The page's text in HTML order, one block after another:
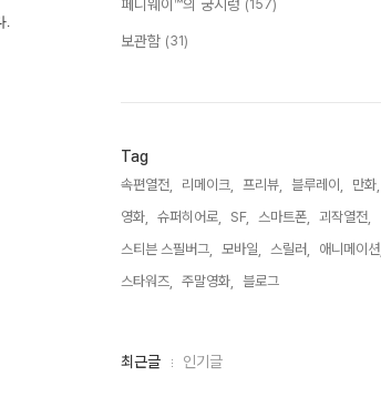
.
페니웨이™의 궁시렁 (157)
보관함 (31)
Tag
속편열전, 리메이크, 프리뷰, 블루레이, 만화,
영화,
슈퍼히어로, SF, 스마트폰,
괴작열전,
스티븐 스필버그,
모바일, 스릴러, 애니메이션,
스타워즈,
주말영화, 블로그,
최
최근글 인기글